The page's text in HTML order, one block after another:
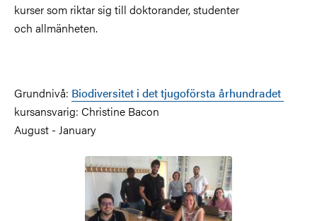
kurser som riktar sig till doktorander, studenter
och allmänheten.
Grundnivå: Biodiversitet i det tjugoförsta århundradet
kursansvarig: Christine Bacon
August - January